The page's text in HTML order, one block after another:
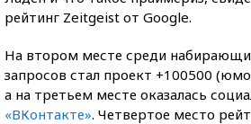
рейтинг Zeitgeist от Google.
На втором месте среди
запросов стал проект +100500
а на третьем месте оказалась
«ВКонтакте». Четвертое место